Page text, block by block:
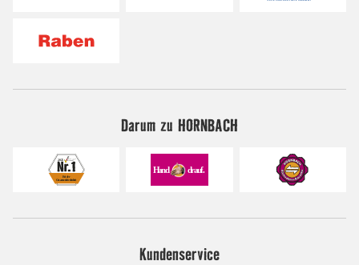
Darum zu HORNBACH
Kundenservice